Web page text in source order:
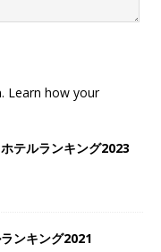
Learn how your
テルランキング2023
ンキング2021